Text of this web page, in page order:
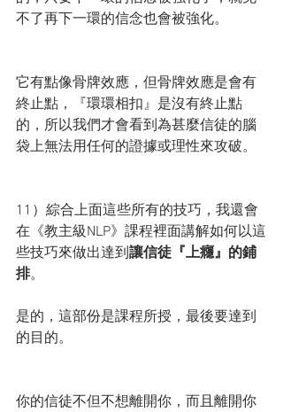
不了再下一環的信念也會被強化。
它有點像骨牌效應，但骨牌效應是會有
終止點，『環環相扣』是沒有終止點
的，所以我們才會看到為甚麼信徒的腦
袋上無法用任何的證據或理性來攻破。
11）綜合上面這些所有的技巧，我還會
在《教主級NLP》課程裡面講解如何以這
些技巧來做出達到讓信徒『上癮』的鋪
排。
是的，這部份是課程所授，最後要達到
的目的。
你的信徒不但不想離開你，而且離開你